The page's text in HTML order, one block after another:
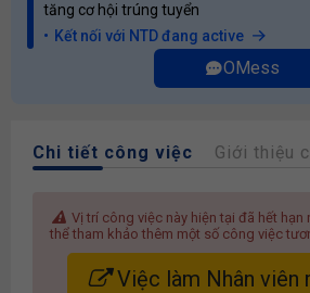
tăng cơ hội trúng tuyển
Kết nối với NTD đang active
OMess
Chi tiết công việc Giới thiệu
Vị trí công việc này hiện tại đã hết hạn
thể tham khảo thêm một số công việc
Việc làm Nhân viên